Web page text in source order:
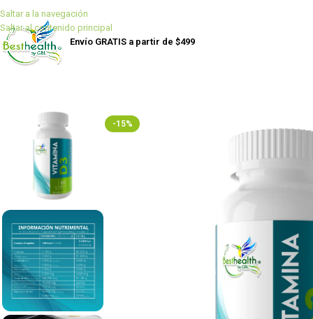
Saltar a la navegación
Saltar al contenido principal
Envío GRATIS a partir de $499
-15%